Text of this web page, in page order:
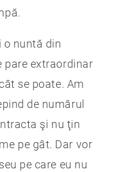
o nuntă din
pare extraordinar
se poate. Am
de numărul
şi nu ţin
pe gât. Dar vor
pe care eu nu